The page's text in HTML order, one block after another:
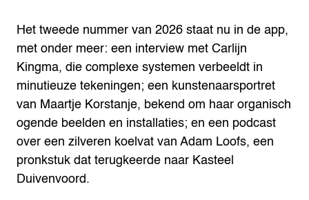
Het tweede nummer van 2026 staat nu in de app,
met onder meer: een interview met Carlijn
Kingma, die complexe systemen verbeeldt in
minutieuze tekeningen; een kunstenaarsportret
van Maartje Korstanje, bekend om haar organisch
ogende beelden en installaties; en een podcast
over een zilveren koelvat van Adam Loofs, een
pronkstuk dat terugkeerde naar Kasteel
Duivenvoord.